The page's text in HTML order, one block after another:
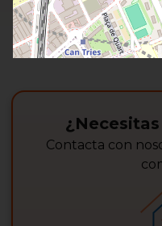
Contacta con